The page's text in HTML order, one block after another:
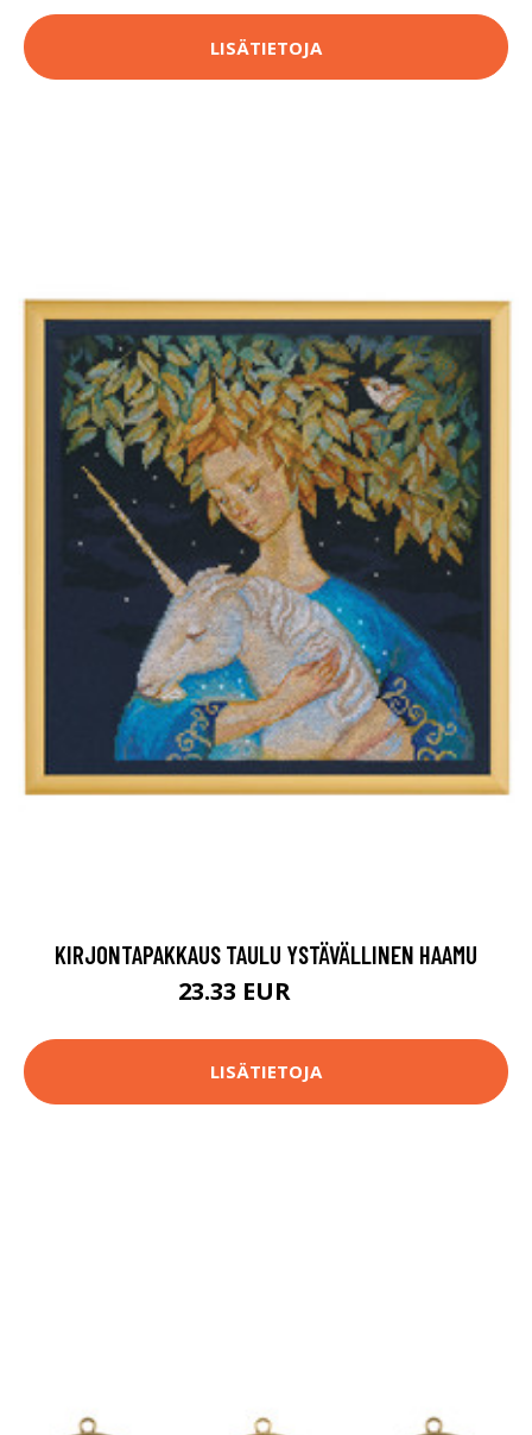
LISÄTIETOJA
KIRJONTAPAKKAUS TAULU YSTÄVÄLLINEN HAAMU
23.33 EUR
LISÄTIETOJA